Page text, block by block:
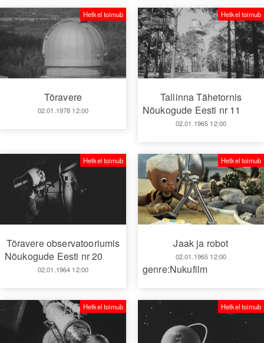
Tõravere
02.01.1978 12:00
Hetkel toimub
Tallinna Tähetornis
Nõukogude Eesti nr 11
02.01.1965 12:00
Hetkel toimub
Tõravere observatooriumis
Nõukogude Eesti nr 20
02.01.1964 12:00
Hetkel toimub
Jaak ja robot
02.01.1965 12:00
Hetkel toimub
genre:Nukufilm
Hetkel toimub Hetkel toimub